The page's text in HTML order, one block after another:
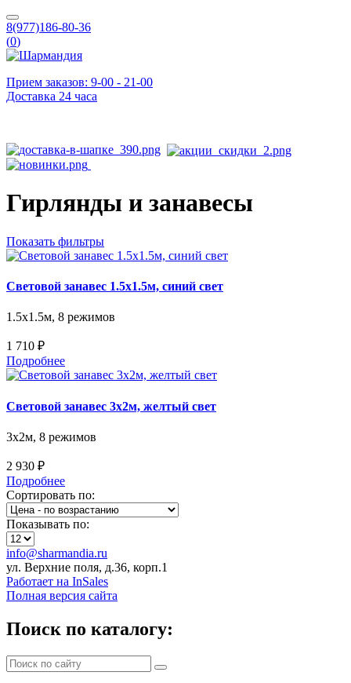
8(977)186-80-36
(0)
Прием заказов: 9-00 - 21-00
Доставка 24 часа
Гирлянды и занавесы
Показать фильтры
Световой занавес 1.5х1.5м, синий свет
1.5х1.5м, 8 режимов
1 710 ₽
Подробнее
Световой занавес 3х2м, желтый свет
3х2м, 8 режимов
2 930 ₽
Подробнее
Сортировать по:
Показывать по:
info@sharmandia.ru
ул. Верхние поля, д.36, корп.1
Работает на InSales
Полная версия сайта
Поиск по каталогу: